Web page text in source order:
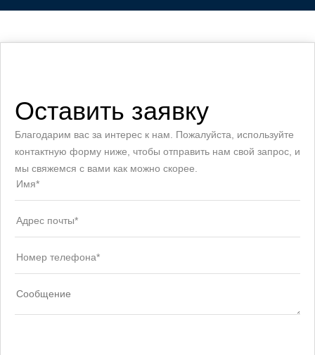
Оставить заявку
Благодарим вас за интерес к нам. Пожалуйста, используйте
контактную форму ниже, чтобы отправить нам свой запрос, и
мы свяжемся с вами как можно скорее.